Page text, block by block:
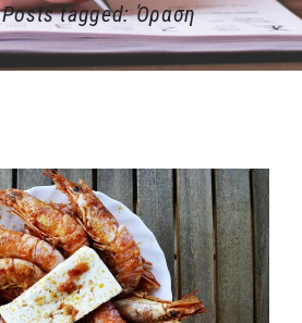
Posts tagged: Όραση